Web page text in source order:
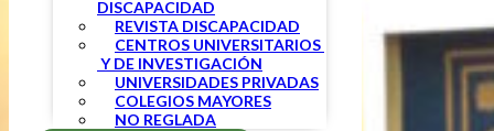
DISCAPACIDAD
REVISTA DISCAPACIDAD
CENTROS UNIVERSITARIOS
Y DE INVESTIGACIÓN
UNIVERSIDADES PRIVADAS
COLEGIOS MAYORES
NO REGLADA